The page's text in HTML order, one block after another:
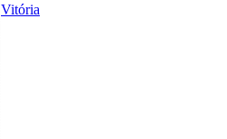
Vitória